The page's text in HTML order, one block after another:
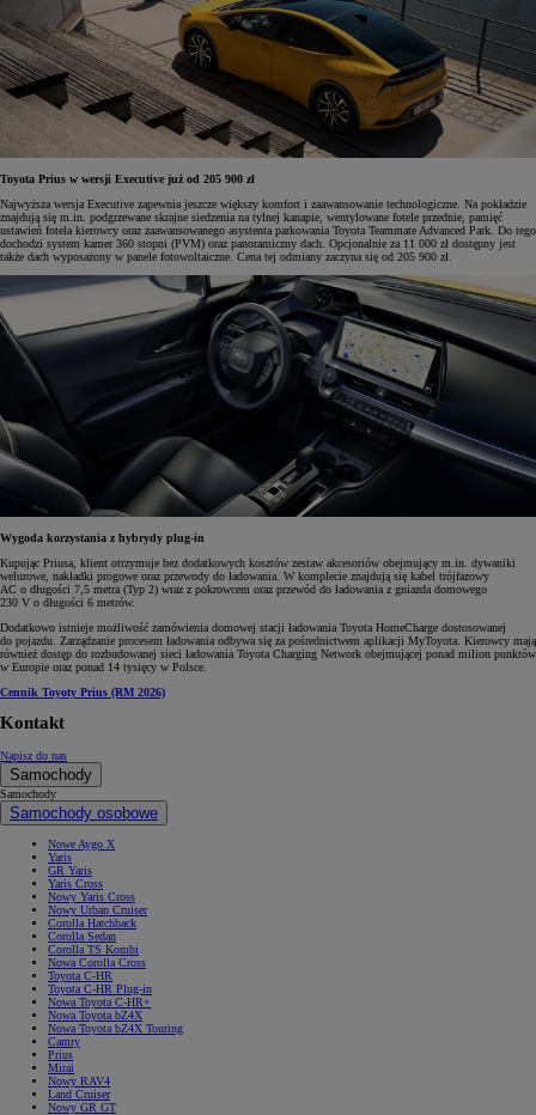
Toyota Prius w wersji Executive już od 205 900 zł
Najwyższa wersja Executive zapewnia jeszcze większy komfort i zaawansowanie technologiczne. Na pokładzie
znajdują się m.in. podgrzewane skrajne siedzenia na tylnej kanapie, wentylowane fotele przednie, pamięć
ustawień fotela kierowcy oraz zaawansowanego asystenta parkowania Toyota Teammate Advanced Park. Do tego
dochodzi system kamer 360 stopni (PVM) oraz panoramiczny dach. Opcjonalnie za 11 000 zł dostępny jest
także dach wyposażony w panele fotowoltaiczne. Cena tej odmiany zaczyna się od 205 900 zł.
Wygoda korzystania z hybrydy plug-in
Kupując Priusa, klient otrzymuje bez dodatkowych kosztów zestaw akcesoriów obejmujący m.in. dywaniki
welurowe, nakładki progowe oraz przewody do ładowania. W komplecie znajdują się kabel trójfazowy
AC o długości 7,5 metra (Typ 2) wraz z pokrowcem oraz przewód do ładowania z gniazda domowego
230 V o długości 6 metrów.
Dodatkowo istnieje możliwość zamówienia domowej stacji ładowania Toyota HomeCharge dostosowanej
do pojazdu. Zarządzanie procesem ładowania odbywa się za pośrednictwem aplikacji MyToyota. Kierowcy mają
również dostęp do rozbudowanej sieci ładowania Toyota Charging Network obejmującej ponad milion punktów
w Europie oraz ponad 14 tysięcy w Polsce.
Cennik Toyoty Prius (RM 2026)
Kontakt
Napisz do nas
Samochody
Samochody
Samochody osobowe
Nowe Aygo X
Yaris
GR Yaris
Yaris Cross
Nowy Yaris Cross
Nowy Urban Cruiser
Corolla Hatchback
Corolla Sedan
Corolla TS Kombi
Nowa Corolla Cross
Toyota C-HR
Toyota C-HR Plug-in
Nowa Toyota C-HR+
Nowa Toyota bZ4X
Nowa Toyota bZ4X Touring
Camry
Prius
Mirai
Nowy RAV4
Land Cruiser
Nowy GR GT